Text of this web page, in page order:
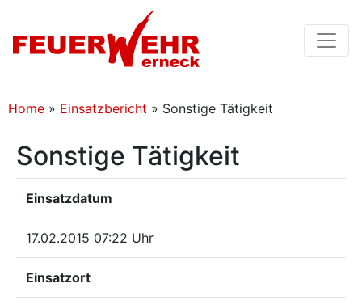
Home » Einsatzbericht » Sonstige Tätigkeit
Sonstige Tätigkeit
Einsatzdatum
17.02.2015 07:22 Uhr
Einsatzort